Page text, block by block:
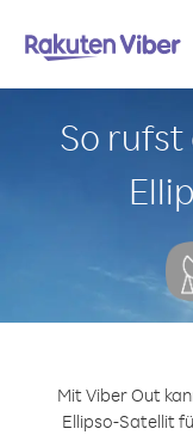
So
Mit Viber Out
Ellipso-Satellit